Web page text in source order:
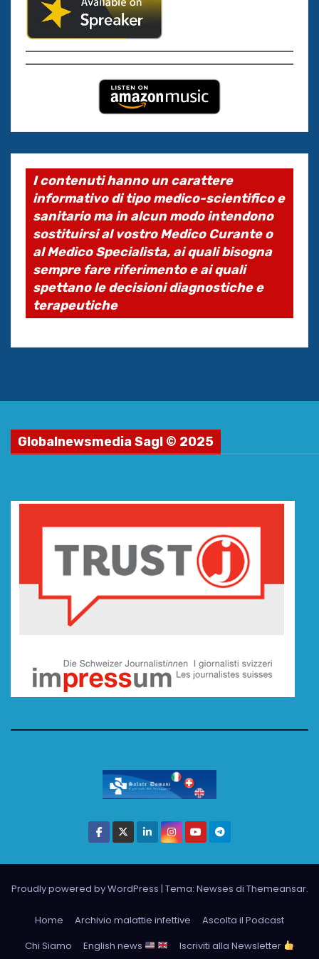
I contenuti hanno un carattere
informativo di tipo medico-scientifico e
sanitario ma in alcun modo intendono
sostituirsi al vostro Medico Curante o
al Medico Specialista, ai quali bisogna
sempre fare riferimento e ai quali
spettano le decisioni diagnostiche e
terapeutiche
Globalnewsmedia Sagl © 2025
Proudly powered by WordPress | Tema: Newses di Themeansar.
Home Archivio malattie infettive
Ascolta il Podcast
Chi Siamo
English news
Iscriviti alla Newsletter